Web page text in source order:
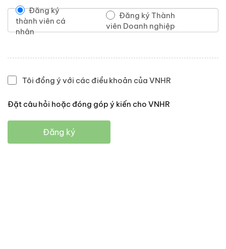
Đăng ký
thành viên cá
nhân
Đăng ký Thành
viên Doanh nghiệp
Tôi đồng ý với các điều khoản của VNHR
Đặt câu hỏi hoặc đóng góp ý kiến cho VNHR
Đăng ký